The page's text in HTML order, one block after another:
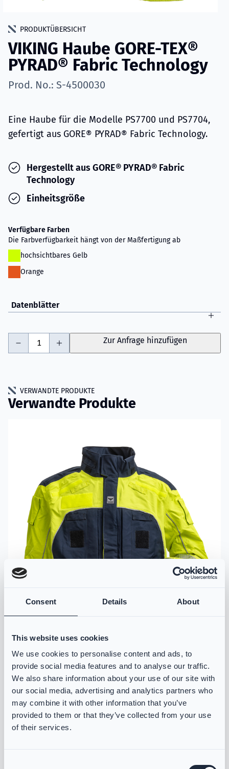
Consent Details About
This website uses cookies
We use cookies to personalise content and ads, to
provide social media features and to analyse our traffic.
We also share information about your use of our site with
our social media, advertising and analytics partners who
may combine it with other information that you’ve
provided to them or that they’ve collected from your use
of their services.
PRODUKTÜBERSICHT
VIKING Haube GORE-TEX®
PYRAD® Fabric Technology
Prod. No.: S-4500030
Eine Haube für die Modelle PS7700 und PS7704,
gefertigt aus GORE® PYRAD® Fabric Technology.
Hergestellt aus GORE® PYRAD® Fabric
Technology
Einheitsgröße
Verfügbare Farben
Die Farbverfügbarkeit hängt von der Maßfertigung ab
hochsichtbares Gelb
Orange
Datenblätter
Zur Anfrage hinzufügen
VERWANDTE PRODUKTE
Verwandte Produkte
VIKING Tech Rescue Einsatzjacke